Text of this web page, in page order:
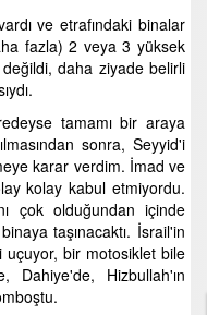
ve etrafındaki binalar
fazla) 2 veya 3 yüksek
daha ziyade belirli
tamamı bir araya
sonra, Seyyid'i
karar verdim. İmad ve
kolay kabul etmiyordu.
çok olduğundan içinde
taşınacaktı. İsrail'in
uçuyor, bir motosiklet bile
Hizbullah'ın